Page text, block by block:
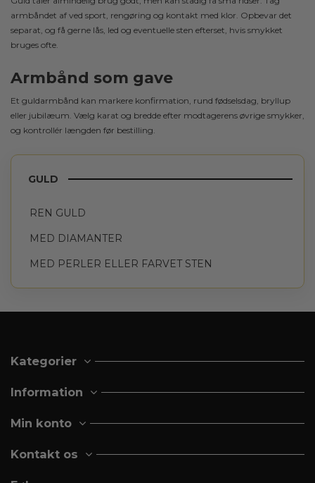
armbåndet af ved sport, rengøring og kontakt med klor. Opbevar det
separat, og få gerne lås, led og eventuelle sten efterset, hvis smykket
bruges ofte.
Armbånd som gave
Et guldarmbånd kan markere konfirmation, rund fødselsdag, bryllup
eller jubilæum. Vælg karat og bredde efter modtagerens øvrige smykker,
og kontrollér længden før bestilling.
GULD
REN GULD
MED DIAMANTER
MED PERLER ELLER FARVET STEN
Kategorier
Information
Min konto
Kontakt os